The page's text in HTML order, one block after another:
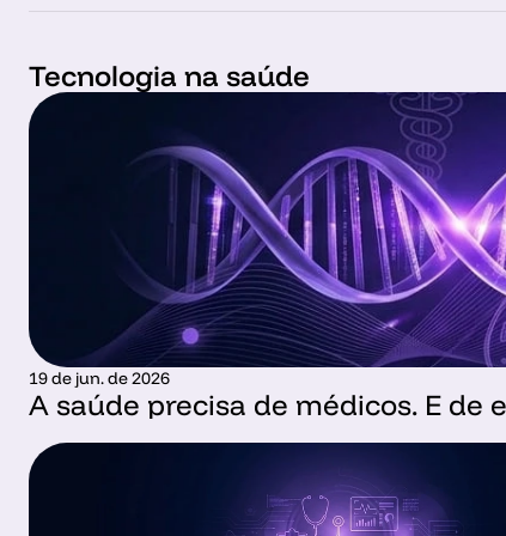
Tecnologia na saúde
19 de jun. de 2026
A saúde precisa de médicos. E de